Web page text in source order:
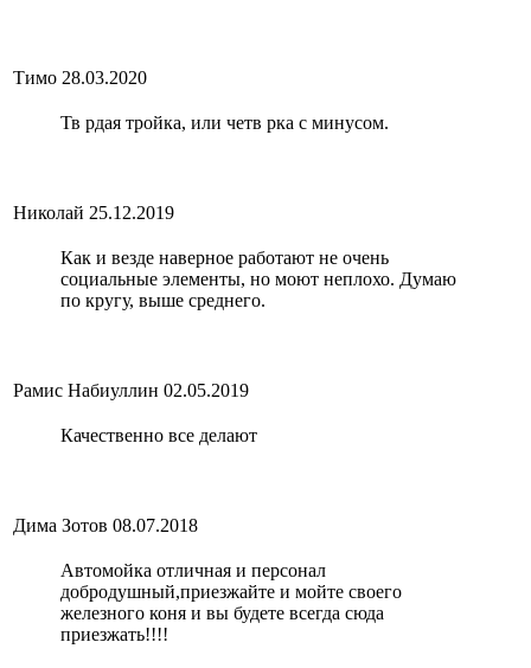
Тимо 28.03.2020
Тв рдая тройка, или четв рка с минусом.
Николай 25.12.2019
Как и везде наверное работают не очень
социальные элементы, но моют неплохо. Думаю
по кругу, выше среднего.
Рамис Набиуллин 02.05.2019
Качественно все делают
Дима Зотов 08.07.2018
Автомойка отличная и персонал
добродушный,приезжайте и мойте своего
железного коня и вы будете всегда сюда
приезжать!!!!